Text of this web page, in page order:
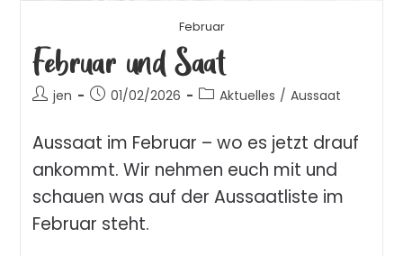
Februar
Februar und Saat
jen 01/02/2026 Aktuelles / Aussaat
Aussaat im Februar – wo es jetzt drauf
ankommt. Wir nehmen euch mit und
schauen was auf der Aussaatliste im
Februar steht.